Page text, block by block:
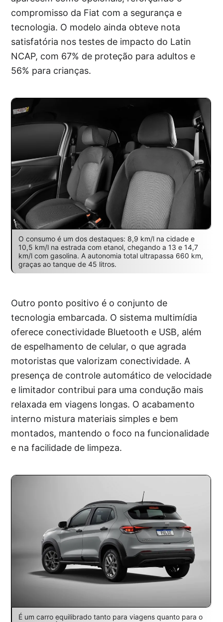
compromisso da Fiat com a segurança e
tecnologia. O modelo ainda obteve nota
satisfatória nos testes de impacto do Latin
NCAP, com 67% de proteção para adultos e
56% para crianças.
O consumo é um dos destaques: 8,9 km/l na cidade e
10,5 km/l na estrada com etanol, chegando a 13 e 14,7
km/l com gasolina. A autonomia total ultrapassa 660 km,
graças ao tanque de 45 litros.
Outro ponto positivo é o conjunto de
tecnologia embarcada. O sistema multimídia
oferece conectividade Bluetooth e USB, além
de espelhamento de celular, o que agrada
motoristas que valorizam conectividade. A
presença de controle automático de velocidade
e limitador contribui para uma condução mais
relaxada em viagens longas. O acabamento
interno mistura materiais simples e bem
montados, mantendo o foco na funcionalidade
e na facilidade de limpeza.
É um carro equilibrado tanto para viagens quanto para o